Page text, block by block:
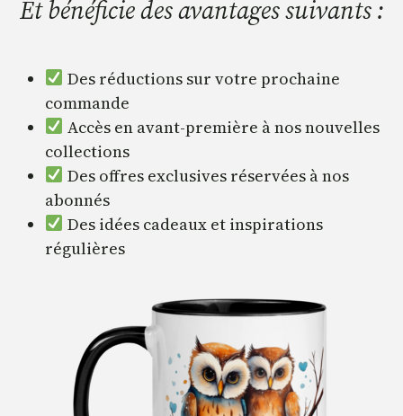
Et bénéficie des avantages suivants :
Des réductions sur votre prochaine
commande
Accès en avant-première à nos nouvelles
collections
Des offres exclusives réservées à nos
abonnés
Des idées cadeaux et inspirations
régulières